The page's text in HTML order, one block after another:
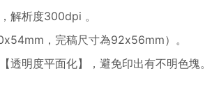
解析度300dpi 。
，完稿尺寸為92x56mm）。
明度平面化】，避免印出有不明色塊。